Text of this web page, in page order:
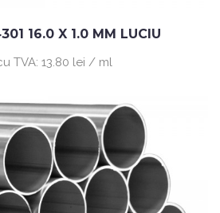
16.0 X 1.0 MM LUCIU
TVA: 13.80 lei / ml